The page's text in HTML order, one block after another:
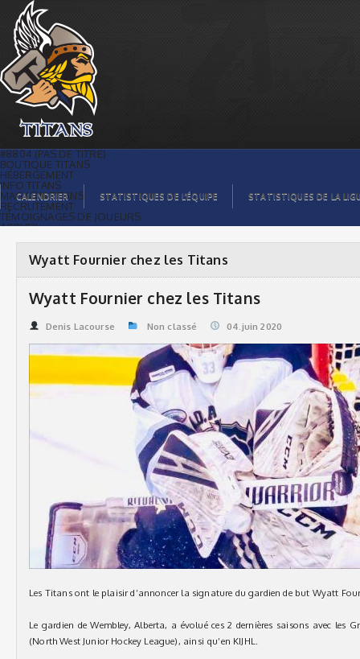
Wyatt Fournier chez les Titans | Titans
de témiscaming
#8804 (PAS DE TITRE)
BOUTIQUE TITANS
HÉBERGEMENT
INFO TITANS
MAGASIN TITANS
RECRUTEMENT
TÉMOIGNAGES DE JOUEURS
ACCUEIL
GALERIE PHOTOS
STATISTIQUES
ORGANISATION
CALENDRIER
GALERIE VIDÉOS
COMMANDITAIRES
STATISTIQUES DE LA LIGUE
CALENDRIER STATISTIQUES DE L’ÉQUIPE STATISTIQUES DE LA
Wyatt Fournier chez les Titans
Wyatt Fournier chez les Titans
Denis Lacourse Non classé 04.juin 2020
Les Titans ont le plaisir d’annoncer la signature du gardien de but Wyatt
Le gardien de Wembley, Alberta, a évolué ces 2 dernières saisons avec les
(North West Junior Hockey League), ainsi qu’en KIJHL.